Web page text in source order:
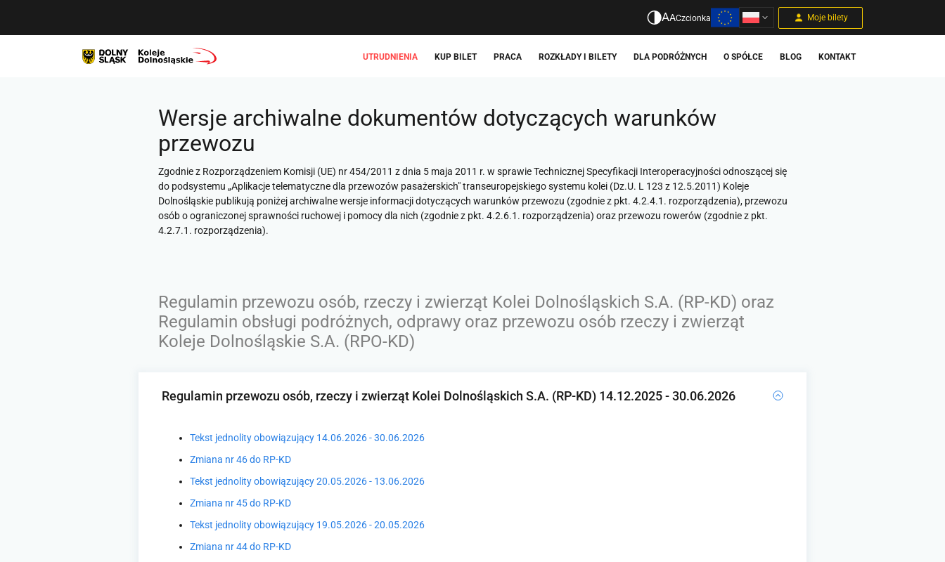
Moje bilety
AACzcionka
UTRUDNIENIA KUP BILET PRACA ROZKŁADY I BILETY DLA PODRÓŻNYCH O SPÓŁCE BLOG KONTAKT
Wersje archiwalne dokumentów dotyczących warunków
przewozu
Zgodnie z Rozporządzeniem Komisji (UE) nr 454/2011 z dnia 5 maja 2011 r. w sprawie Technicznej Specyfikacji Interoperacyjności odnoszącej się
do podsystemu „Aplikacje telematyczne dla przewozów pasażerskich" transeuropejskiego systemu kolei (Dz.U. L 123 z 12.5.2011) Koleje
Dolnośląskie publikują poniżej archiwalne wersje informacji dotyczących warunków przewozu (zgodnie z pkt. 4.2.4.1. rozporządzenia), przewozu
osób o ograniczonej sprawności ruchowej i pomocy dla nich (zgodnie z pkt. 4.2.6.1. rozporządzenia) oraz przewozu rowerów (zgodnie z pkt.
4.2.7.1. rozporządzenia).
Regulamin przewozu osób, rzeczy i zwierząt Kolei Dolnośląskich S.A. (RP-KD) oraz
Regulamin obsługi podróżnych, odprawy oraz przewozu osób rzeczy i zwierząt
Koleje Dolnośląskie S.A. (RPO-KD)
Regulamin przewozu osób, rzeczy i zwierząt Kolei Dolnośląskich S.A. (RP-KD) 14.12.2025 - 30.06.2026
Tekst jednolity obowiązujący 14.06.2026 - 30.06.2026
Zmiana nr 46 do RP-KD
Tekst jednolity obowiązujący 20.05.2026 - 13.06.2026
Zmiana nr 45 do RP-KD
Tekst jednolity obowiązujący 19.05.2026 - 20.05.2026
Zmiana nr 44 do RP-KD